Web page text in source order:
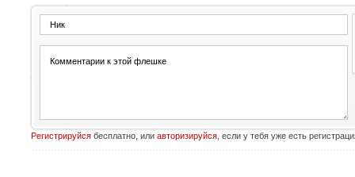
Регистрируйсябесплатно, или авторизируйся, если у тебя уже есть